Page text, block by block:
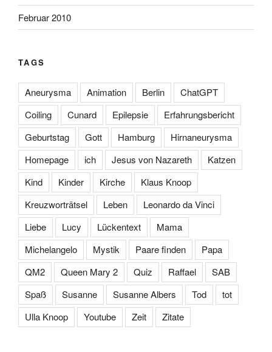
Februar 2010
TAGS
Aneurysma Animation Berlin
ChatGPT
Coiling
Cunard Epilepsie
Erfahrungsbericht
Geburtstag
Gott Hamburg
Hirnaneurysma
Homepage
ich Jesus von Nazareth
Katzen
Kind
Kinder Kirche
Klaus Knoop
Kreuzworträtsel
Leben
Leonardo da Vinci
Liebe
Lucy Lückentext
Mama
Michelangelo
Mystik Paare finden
Papa
QM2
Queen Mary 2 Quiz Raffael
SAB
Spaß
Susanne Susanne Albers Tod
tot
Ulla Knoop
Youtube Zeit Zitate